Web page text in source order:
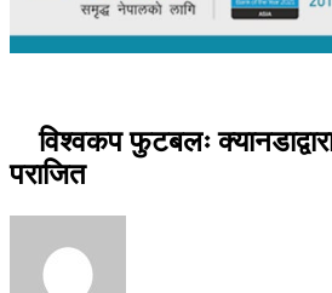
विश्वकप फुटबलः
पराजित